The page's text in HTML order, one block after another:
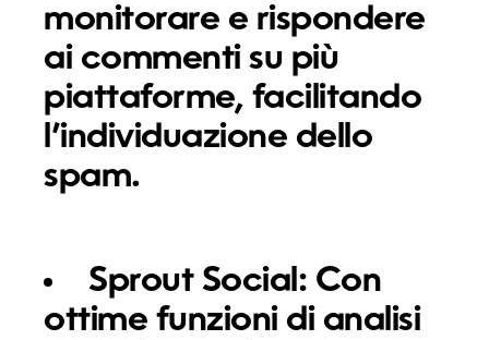
monitorare e rispondere
ai commenti su più
piattaforme, facilitando
l’individuazione dello
spam.
Sprout Social: Con
ottime funzioni di analisi